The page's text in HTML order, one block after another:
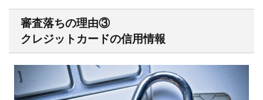
審査落ちの理由③
クレジットカードの信用情報